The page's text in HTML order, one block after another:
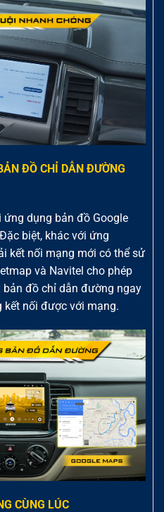
ĐỒ CHỈ DẪN ĐƯỜNG
dụng bản đồ Google
biệt, khác với ứng
kết nối mạng mới có thể sử
và Navitel cho phép
đồ chỉ dẫn đường ngay
kết nối được với mạng.
CÙNG LÚC